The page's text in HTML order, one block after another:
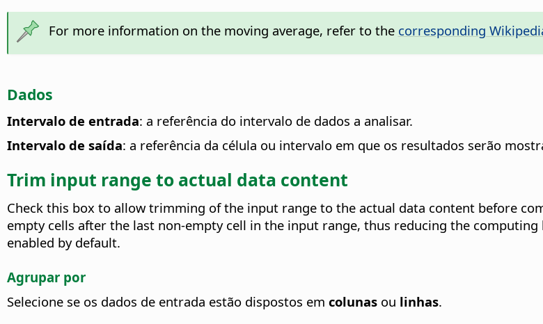
For more information on the moving average, refer to the corresponding
Dados
Intervalo de entrada: a referência do intervalo de dados a analisar.
Intervalo de saída: a referência da célula ou intervalo em que os resultados serão
Trim input range to actual data content
Check this box to allow trimming of the input range to the actual data content before
empty cells after the last non-empty cell in the input range, thus reducing the
enabled by default.
Agrupar por
Selecione se os dados de entrada estão dispostos em colunas ou linhas.